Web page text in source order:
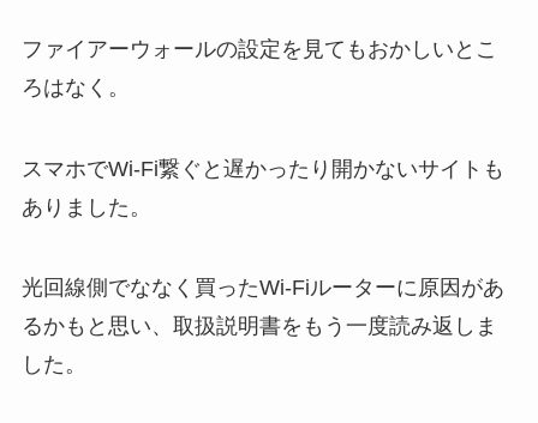
ファイアーウォールの設定を見てもおかしいとこ
ろはなく。
スマホでWi-Fi繋ぐと遅かったり開かないサイトも
ありました。
光回線側でななく買ったWi-Fiルーターに原因があ
るかもと思い、取扱説明書をもう一度読み返しま
した。